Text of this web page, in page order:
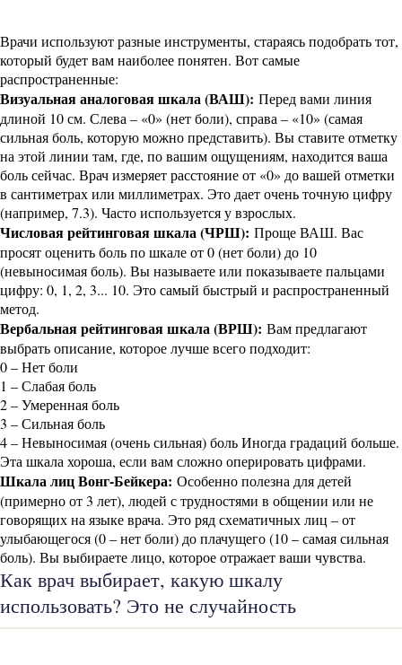
Врачи используют разные инструменты, стараясь подобрать тот,
который будет вам наиболее понятен. Вот самые
распространенные:
Визуальная аналоговая шкала (ВАШ): Перед вами линия
длиной 10 см. Слева – «0» (нет боли), справа – «10» (самая
сильная боль, которую можно представить). Вы ставите отметку
на этой линии там, где, по вашим ощущениям, находится ваша
боль сейчас. Врач измеряет расстояние от «0» до вашей отметки
в сантиметрах или миллиметрах. Это дает очень точную цифру
(например, 7.3). Часто используется у взрослых.
Числовая рейтинговая шкала (ЧРШ): Проще ВАШ. Вас
просят оценить боль по шкале от 0 (нет боли) до 10
(невыносимая боль). Вы называете или показываете пальцами
цифру: 0, 1, 2, 3... 10. Это самый быстрый и распространенный
метод.
Вербальная рейтинговая шкала (ВРШ): Вам предлагают
выбрать описание, которое лучше всего подходит:
0 – Нет боли
1 – Слабая боль
2 – Умеренная боль
3 – Сильная боль
4 – Невыносимая (очень сильная) боль Иногда градаций больше.
Эта шкала хороша, если вам сложно оперировать цифрами.
Шкала лиц Вонг-Бейкера: Особенно полезна для детей
(примерно от 3 лет), людей с трудностями в общении или не
говорящих на языке врача. Это ряд схематичных лиц – от
улыбающегося (0 – нет боли) до плачущего (10 – самая сильная
боль). Вы выбираете лицо, которое отражает ваши чувства.
Как врач выбирает, какую шкалу
использовать? Это не случайность